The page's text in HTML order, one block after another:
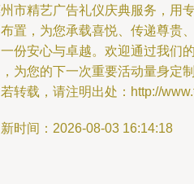
市精艺广告礼仪庆典服务，用
置，为您承载喜悦、传递尊贵
份安心与卓越。欢迎通过我们
为您的下一次重要活动量身定
转载，请注明出处：http://
时间：2026-08-03 16:14:18